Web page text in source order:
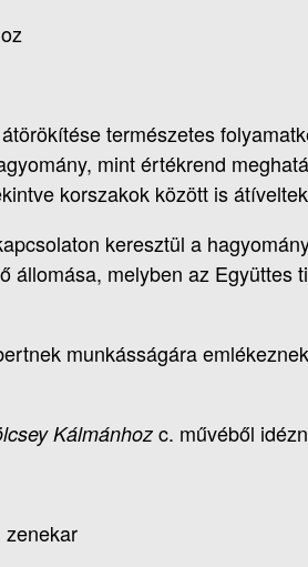
természetes
mint értékrend
korszakok között is
keresztül a
állomása, melyben az Együttes
munkásságára
Kálmánhoz c. művéből
zenekar